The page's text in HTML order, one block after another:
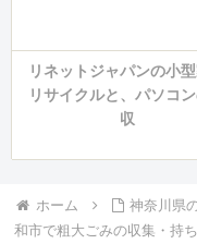
リネットジャパンの小
リサイクルと、パソコ
収
ホーム 神奈川県
和市で粗大ごみの収集・持